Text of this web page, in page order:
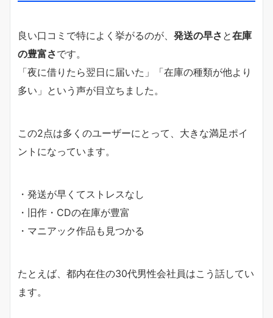
良い口コミで特によく挙がるのが、 発送の早さ と在庫
の豊富さです。
「夜に借りたら翌日に届いた」「在庫の種類が他より
多い」という声が目立ちました。
この2点は多くのユーザーにとって、大きな満足ポイ
ントになっています。
・発送が早くてストレスなし
・旧作・CDの在庫が豊富
・マニアック作品も見つかる
たとえば、都内在住の30代男性会社員はこう話してい
ます。